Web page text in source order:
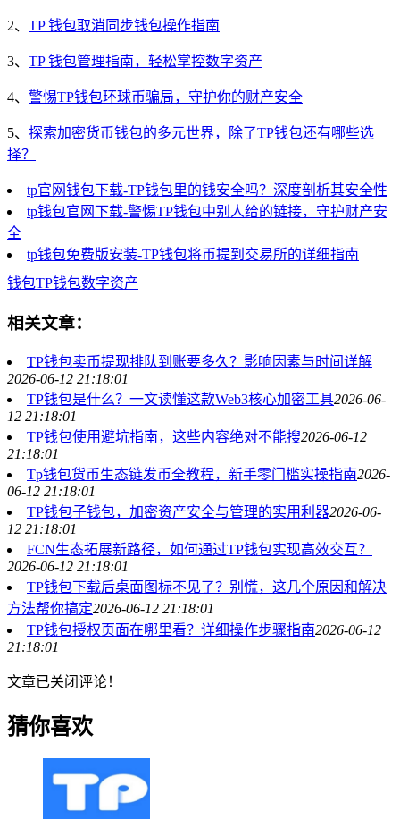
2、 TP 钱包取消同步钱包操作指南
3、 TP 钱包管理指南，轻松掌控数字资产
4、 警惕TP钱包环球币骗局，守护你的财产安全
5、 探索加密货币钱包的多元世界，除了TP钱包还有哪些选
择？
tp官网钱包下载-TP钱包里的钱安全吗？深度剖析其安全性
tp钱包官网下载-警惕TP钱包中别人给的链接，守护财产安
全
tp钱包免费版安装-TP钱包将币提到交易所的详细指南
钱包TP钱包数字资产
相关文章：
TP钱包卖币提现排队到账要多久？影响因素与时间详解
2026-06-12 21:18:01
TP钱包是什么？一文读懂这款Web3核心加密工具2026-06-
12 21:18:01
TP钱包使用避坑指南，这些内容绝对不能搜2026-06-12
21:18:01
Tp钱包货币生态链发币全教程，新手零门槛实操指南2026-
06-12 21:18:01
TP钱包子钱包，加密资产安全与管理的实用利器2026-06-
12 21:18:01
FCN生态拓展新路径，如何通过TP钱包实现高效交互？
2026-06-12 21:18:01
TP钱包下载后桌面图标不见了？别慌，这几个原因和解决
方法帮你搞定2026-06-12 21:18:01
TP钱包授权页面在哪里看？详细操作步骤指南2026-06-12
21:18:01
文章已关闭评论！
猜你喜欢